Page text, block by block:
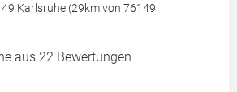
Karlsruhe (29km von 76149
aus 22 Bewertungen